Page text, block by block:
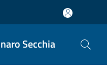
Secchia